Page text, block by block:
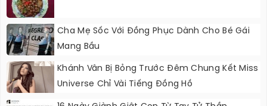
Cha Mẹ Sốc Với Đồng Phục Dành Cho Bé Gái
Mang Bầu
Khánh Vân Bị Bỏng Trước Đêm Chung Kết Miss
Universe Chỉ Vài Tiếng Đồng Hồ